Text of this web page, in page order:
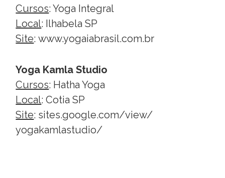
Cursos: Yoga Integral
Local: Ilhabela SP
Site:www.yogaiabrasil.com.br
Yoga Kamla Studio
Cursos: Hatha Yoga
Local: Cotia SP
Site: sites.google.com/view/
yogakamlastudio/